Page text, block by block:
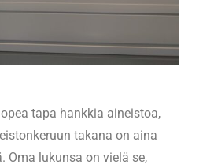
tapa hankkia aineistoa,
takana on aina
Oma lukunsa on vielä se,